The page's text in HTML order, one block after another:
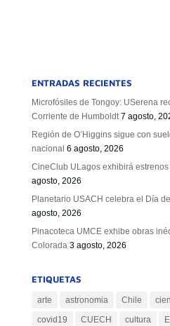
ENTRADAS RECIENTES
Microfósiles de Tongoy: USerena
Corriente de Humboldt 7 agosto,
Región de O’Higgins sigue con
nacional 6 agosto, 2026
CineClub ULagos exhibirá
agosto, 2026
Planetario USACH celebra el Día
agosto, 2026
Pinacoteca UMCE exhibe obras
Colorada 3 agosto, 2026
ETIQUETAS
arte astronomia Chile
covid19
CUECH cultura